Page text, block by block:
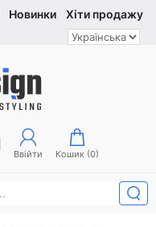
Новинки Хіти продажу
Ввійти Кошик (0)